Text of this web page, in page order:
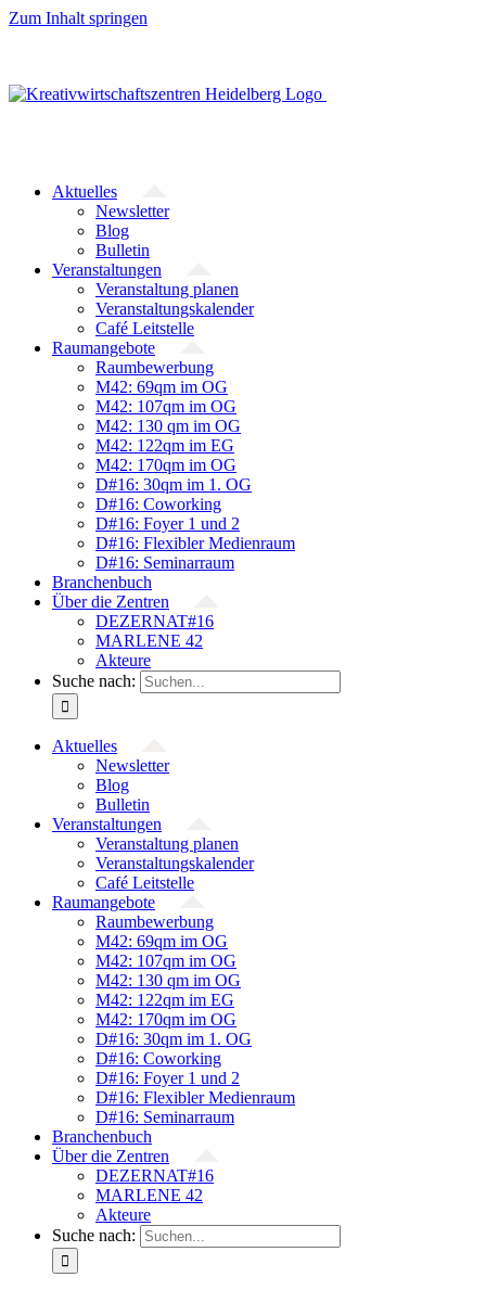
Zum Inhalt springen
Aktuelles
Newsletter
Blog
Bulletin
Veranstaltungen
Veranstaltung planen
Veranstaltungskalender
Café Leitstelle
Raumangebote
Raumbewerbung
M42: 69qm im OG
M42: 107qm im OG
M42: 130 qm im OG
M42: 122qm im EG
M42: 170qm im OG
D#16: 30qm im 1. OG
D#16: Coworking
D#16: Foyer 1 und 2
D#16: Flexibler Medienraum
D#16: Seminarraum
Branchenbuch
Über die Zentren
DEZERNAT#16
MARLENE 42
Akteure
Suche nach:
Aktuelles
Newsletter
Blog
Bulletin
Veranstaltungen
Veranstaltung planen
Veranstaltungskalender
Café Leitstelle
Raumangebote
Raumbewerbung
M42: 69qm im OG
M42: 107qm im OG
M42: 130 qm im OG
M42: 122qm im EG
M42: 170qm im OG
D#16: 30qm im 1. OG
D#16: Coworking
D#16: Foyer 1 und 2
D#16: Flexibler Medienraum
D#16: Seminarraum
Branchenbuch
Über die Zentren
DEZERNAT#16
MARLENE 42
Akteure
Suche nach: